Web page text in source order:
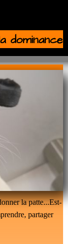
dominance
la patte...Est-
partager